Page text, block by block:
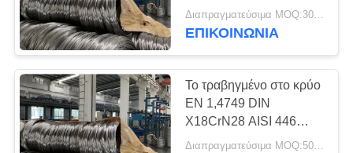
ΠΕΡΊΠΟΥ
ΕΜΕΊΣ
ΓΎΡΟΣ
ΕΡΓΟΣΤΑΣΊΩΝ
Σκληραίνοντας
ανοξείδωτο πτώσης
109
X18CrN28 ψυχρής
έλασης
Διαπραγματεύσιμα MOQ:300 κιλά
ΕΠΙΚΟΙΝΩΝΊΑ
Το τραβηγμένο στο κρύο
EN 1,4749 DIN
X18CrN28 AISI 446
καλωδίων ανοξείδωτου
Διαπραγματεύσιμα MOQ:500 κλ